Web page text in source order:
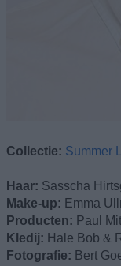
Collectie: Summer
Haar: Sasscha
Make-up: Emma
Producten: Paul
Kledij: Hale Bob &
Fotografie: Bert